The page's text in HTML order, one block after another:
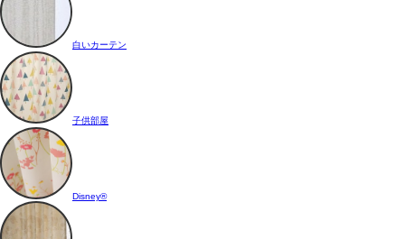
白いカーテン
子供部屋
Disney®